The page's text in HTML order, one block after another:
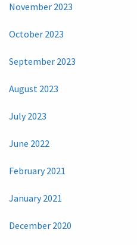
November 2023
October 2023
September 2023
August 2023
July 2023
June 2022
February 2021
January 2021
December 2020